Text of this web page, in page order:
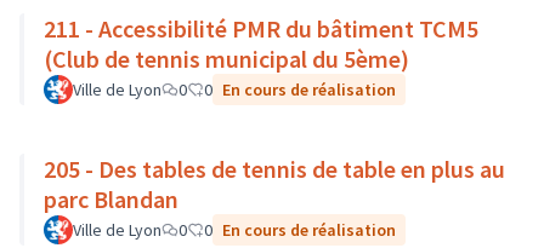
211 - Accessibilité PMR du bâtiment TCM5
(Club de tennis municipal du 5ème)
Ville de Lyon 0 0 En cours de réalisation
205 - Des tables de tennis de table en plus au
parc Blandan
Ville de Lyon 0 0 En cours de réalisation